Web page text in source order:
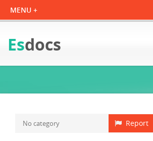
Esdocs
Report
No category